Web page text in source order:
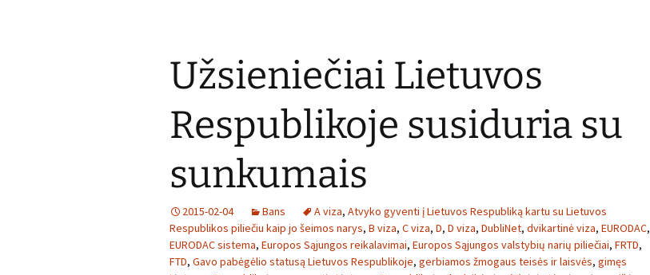
Užsieniečiai Lietuvos
Respublikoje susiduria su
sunkumais
2015-02-04 Bans A viza, Atvyko gyventi į Lietuvos Respubliką kartu su Lietuvos
Respublikos piliečiu kaip jo šeimos narys, B viza, C viza, D, D viza, DubliNet, dvikartinė viza, EURODAC,
EURODAC sistema, Europos Sąjungos reikalavimai, Europos Sąjungos valstybių narių piliečiai, FRTD,
FTD, Gavo pabėgėlio statusą Lietuvos Respublikoje, gerbiamos žmogaus teisės ir laisvės, gimęs